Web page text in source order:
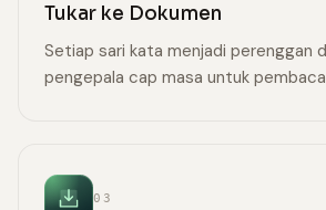
Tukar ke Dokumen
Setiap sari kata menjadi perenggan
pengepala cap masa untuk
03